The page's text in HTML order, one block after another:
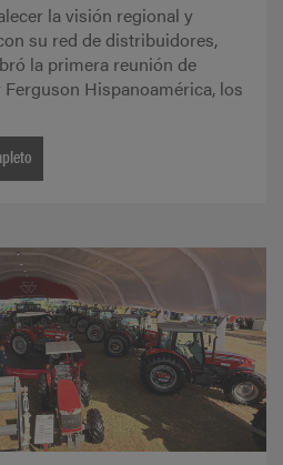
la visión regional y
su red de distribuidores,
la primera reunión de
Hispanoamérica, los